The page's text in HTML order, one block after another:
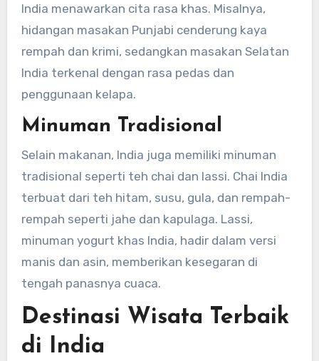
India menawarkan cita rasa khas. Misalnya,
hidangan masakan Punjabi cenderung kaya
rempah dan krimi, sedangkan masakan Selatan
India terkenal dengan rasa pedas dan
penggunaan kelapa.
Minuman Tradisional
Selain makanan, India juga memiliki minuman
tradisional seperti teh chai dan lassi. Chai India
terbuat dari teh hitam, susu, gula, dan rempah-
rempah seperti jahe dan kapulaga. Lassi,
minuman yogurt khas India, hadir dalam versi
manis dan asin, memberikan kesegaran di
tengah panasnya cuaca.
Destinasi Wisata Terbaik
di India